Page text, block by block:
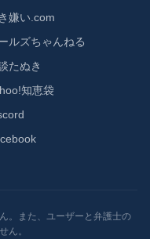
嫌い.com
ルズちゃんねる
たぬき
知恵袋
。また、ユーザーと弁護士の
ん。